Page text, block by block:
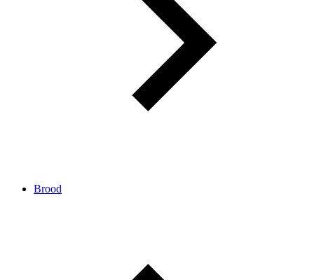
Brood